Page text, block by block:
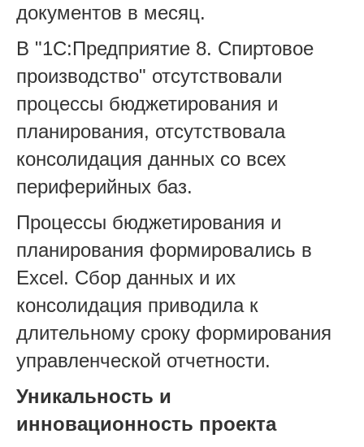
документов в месяц.
В "1С:Предприятие 8. Спиртовое
производство" отсутствовали
процессы бюджетирования и
планирования, отсутствовала
консолидация данных со всех
периферийных баз.
Процессы бюджетирования и
планирования формировались в
Excel. Сбор данных и их
консолидация приводила к
длительному сроку формирования
управленческой отчетности.
Уникальность и
инновационность проекта